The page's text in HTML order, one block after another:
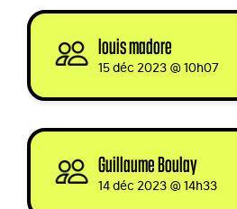
louis madore
15 déc 2023 @ 10h07
Guillaume Boulay
14 déc 2023 @ 14h33